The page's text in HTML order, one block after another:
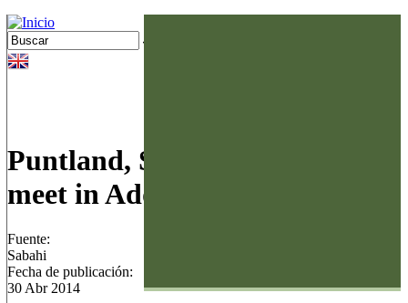
Jump to navigation
Formulario de búsqueda
Buscar
Puntland, Somaliland leaders
meet in Addis Ababa
Fuente:
Sabahi
Fecha de publicación:
30 Abr 2014